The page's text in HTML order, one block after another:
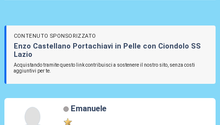
CONTENUTO SPONSORIZZATO
Enzo Castellano Portachiavi in Pelle con Ciondolo SS
Lazio
Acquistando tramite questo link contribuisci a sostenere il nostro sito, senza costi
aggiuntivi per te.
Emanuele